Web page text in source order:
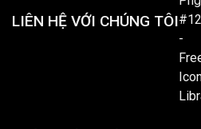
LIÊN HỆ VỚI CHÚNG TÔI